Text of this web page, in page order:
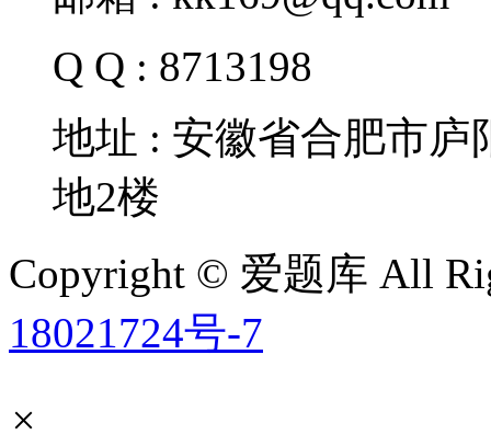
Q Q : 8713198
地址 : 安徽省合肥市
地2楼
Copyright © 爱题库 All
18021724号-7
×